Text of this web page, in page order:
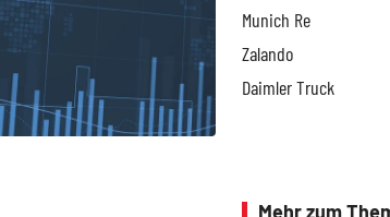
Munich Re
Zalando
Daimler Truck
Mehr zum